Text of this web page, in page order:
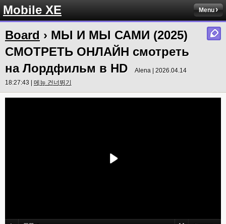
Mobile XE Menu
Board › МЫ И МЫ САМИ (2025)
СМОТРЕТЬ ОНЛАЙН смотреть
на Лордфильм в HD
Alena | 2026.04.14
18:27:43 | 메뉴 건너뛰기